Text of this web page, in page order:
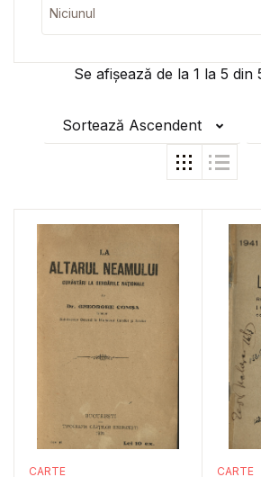
Se afișează de la 1 la 5 din
Sortează Ascendent
CARTE CARTE